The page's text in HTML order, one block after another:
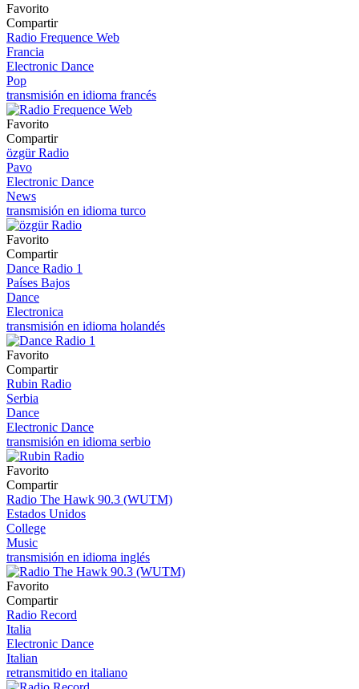
Favorito
Compartir
Radio Frequence Web
Francia
Electronic Dance
Pop
transmisión en idioma francés
Favorito
Compartir
özgür Radio
Pavo
Electronic Dance
News
transmisión en idioma turco
Favorito
Compartir
Dance Radio 1
Países Bajos
Dance
Electronica
transmisión en idioma holandés
Favorito
Compartir
Rubin Radio
Serbia
Dance
Electronic Dance
transmisión en idioma serbio
Favorito
Compartir
Radio The Hawk 90.3 (WUTM)
Estados Unidos
College
Music
transmisión en idioma inglés
Favorito
Compartir
Radio Record
Italia
Electronic Dance
Italian
retransmitido en italiano